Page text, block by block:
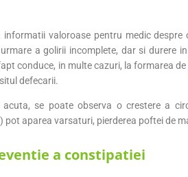
valoroase pentru medic
a golirii incomplete, dar si durere
conduce, in multe cazuri, la formarea de
defecarii.
se poate observa o crestere a
aparea varsaturi, pierderea poftei de
a constipatiei